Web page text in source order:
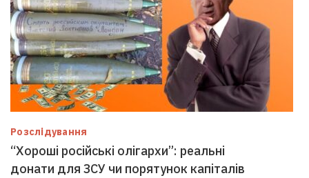
Розслідування
“Хороші російські олігархи”: реальні
донати для ЗСУ чи порятунок капіталів